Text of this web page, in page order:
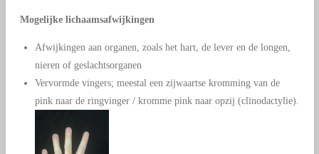
Mogelijke lichaamsafwijkingen
Afwijkingen aan organen, zoals het hart, de lever en de longen,
nieren of geslachtsorganen
Vervormde vingers; meestal een zijwaartse kromming van de
pink naar de ringvinger / kromme pink naar opzij (clinodactylie).